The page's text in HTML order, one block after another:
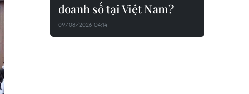
doanh số tại Việt Nam?
09/08/2026 04:14